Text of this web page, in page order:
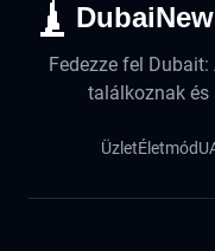
Fedezze fel
találkoznak és
ÜzletÉletmód